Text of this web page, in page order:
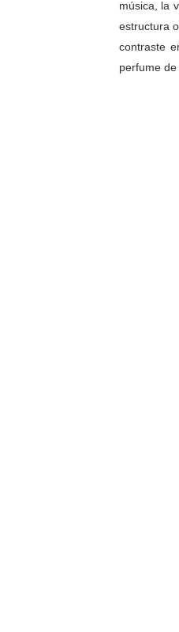
música, la
estructura
contraste
perfume